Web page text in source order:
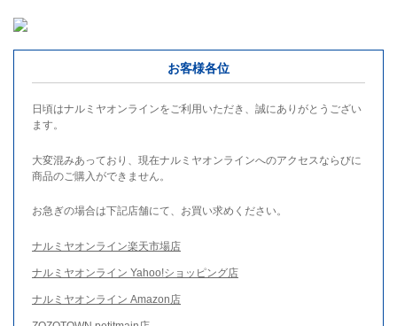
お客様各位
日頃はナルミヤオンラインをご利用いただき、誠にありがとうござい
ます。
大変混みあっており、現在ナルミヤオンラインへのアクセスならびに
商品のご購入ができません。
お急ぎの場合は下記店舗にて、お買い求めください。
ナルミヤオンライン楽天市場店
ナルミヤオンライン Yahoo!ショッピング店
ナルミヤオンライン Amazon店